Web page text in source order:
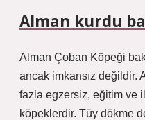
Alman kurdu
Alman Çoban Köpeği
ancak imkansız değildir.
fazla egzersiz, eğitim ve
köpeklerdir. Tüy dökme